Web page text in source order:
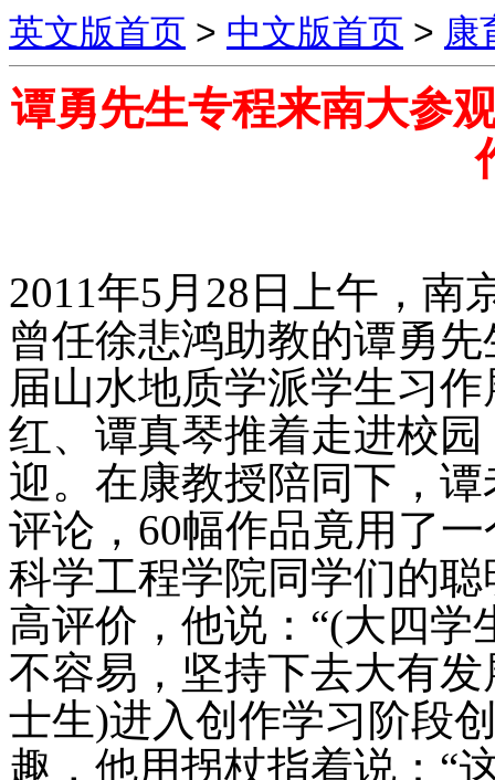
英文版首页 > 中文版首页 > 康
谭勇先生专程来南大参
2011年5月28日上午，南
曾任徐悲鸿助教的谭勇
届山水地质学派学生习
红、谭真琴推着走进校
迎。在康教授陪同下，
评论，60幅作品竟用了
科学工程学院同学们的
高评价，他说：“(大四
不容易，坚持下去大有
士生)进入创作学习阶段
趣，他用拐杖指着说：“